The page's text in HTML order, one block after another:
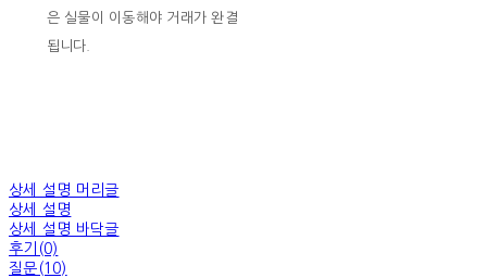
은 실물이 이동해야 거래가 완결
됩니다.
상세 설명 머리글
상세 설명
상세 설명 바닥글
후기(0)
질문(10)